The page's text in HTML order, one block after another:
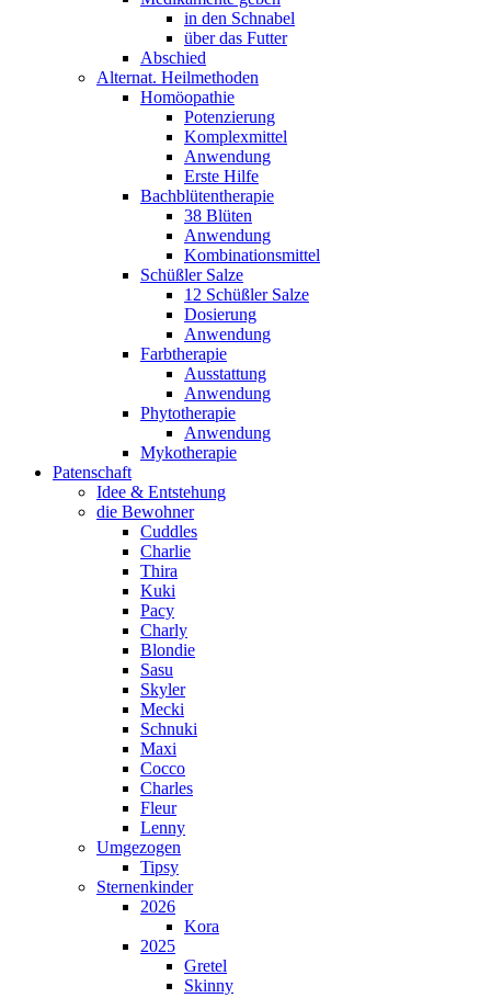
in den Schnabel
über das Futter
Abschied
Alternat. Heilmethoden
Homöopathie
Potenzierung
Komplexmittel
Anwendung
Erste Hilfe
Bachblütentherapie
38 Blüten
Anwendung
Kombinationsmittel
Schüßler Salze
12 Schüßler Salze
Dosierung
Anwendung
Farbtherapie
Ausstattung
Anwendung
Phytotherapie
Anwendung
Mykotherapie
Patenschaft
Idee & Entstehung
die Bewohner
Cuddles
Charlie
Thira
Kuki
Pacy
Charly
Blondie
Sasu
Skyler
Mecki
Schnuki
Maxi
Cocco
Charles
Fleur
Lenny
Umgezogen
Tipsy
Sternenkinder
2026
Kora
2025
Gretel
Skinny